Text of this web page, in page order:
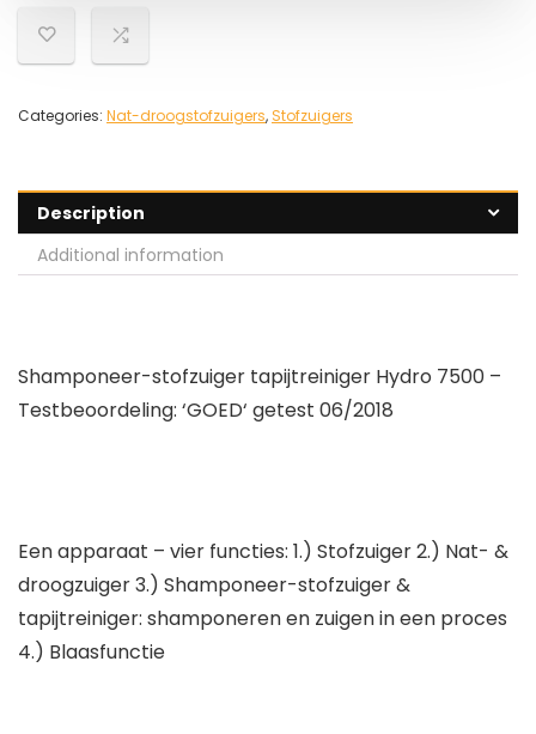
Categories: Nat-droogstofzuigers, Stofzuigers
Description
Additional information
Shamponeer-stofzuiger tapijtreiniger Hydro 7500 –
Testbeoordeling: ‘GOED‘ getest 06/2018
Een apparaat – vier functies: 1.) Stofzuiger 2.) Nat- &
droogzuiger 3.) Shamponeer-stofzuiger &
tapijtreiniger: shamponeren en zuigen in een proces
4.) Blaasfunctie